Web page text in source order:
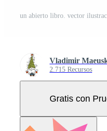
Vladimir
2.715 Recursos
Gratis con